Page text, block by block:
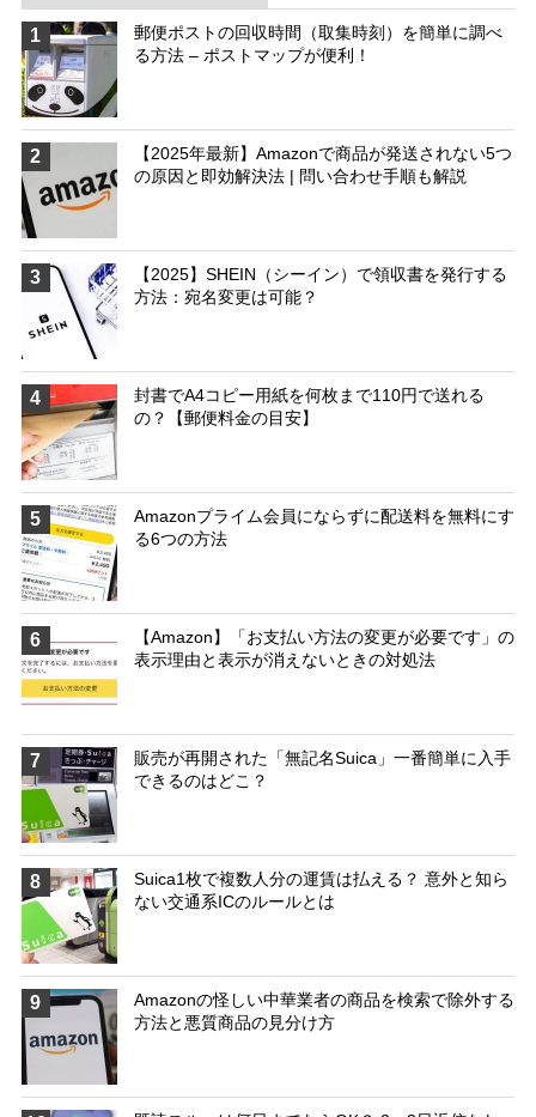
1
郵便ポストの回収時間（取集時刻）を簡単に調べ
る方法 – ポストマップが便利！
2
【2025年最新】Amazonで商品が発送されない5つ
の原因と即効解決法 | 問い合わせ手順も解説
3
【2025】SHEIN（シーイン）で領収書を発行する
方法：宛名変更は可能？
4
封書でA4コピー用紙を何枚まで110円で送れる
の？【郵便料金の目安】
5
Amazonプライム会員にならずに配送料を無料にす
る6つの方法
6
【Amazon】「お支払い方法の変更が必要です」の
表示理由と表示が消えないときの対処法
7
販売が再開された「無記名Suica」一番簡単に入手
できるのはどこ？
8
Suica1枚で複数人分の運賃は払える？ 意外と知ら
ない交通系ICのルールとは
9
Amazonの怪しい中華業者の商品を検索で除外する
方法と悪質商品の見分け方